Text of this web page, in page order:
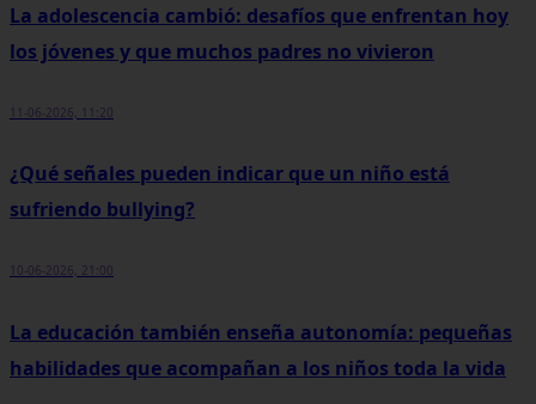
La adolescencia cambió: desafíos que enfrentan hoy
los jóvenes y que muchos padres no vivieron
11-06-2026, 11:20
¿Qué señales pueden indicar que un niño está
sufriendo bullying?
10-06-2026, 21:00
La educación también enseña autonomía: pequeñas
habilidades que acompañan a los niños toda la vida